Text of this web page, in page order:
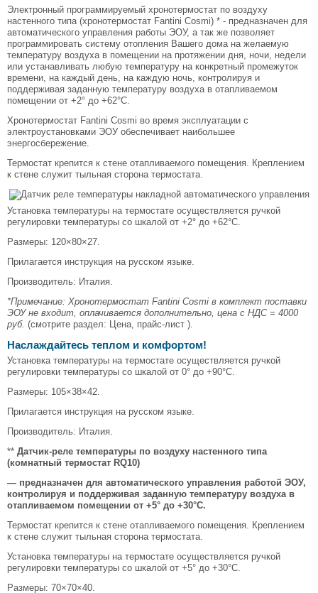
Электронный программируемый хронотермостат по воздуху
настенного типа (хронотермостат Fantini Cosmi) * - предназначен для
автоматического управления работы ЭОУ, а так же позволяет
программировать систему отопления Вашего дома на желаемую
температуру воздуха в помещении на протяжении дня, ночи, недели
или устанавливать любую температуру на конкретный промежуток
времени, на каждый день, на каждую ночь, контролируя и
поддерживая заданную температуру воздуха в отапливаемом
помещении от +2° до +62°С.
Хронотермостат Fantini Cosmi во время эксплуатации с
электроустановками ЭОУ обеспечивает наибольшее
энергосбережение.
Термостат крепится к стене отапливаемого помещения. Креплением
к стене служит тыльная сторона термостата.
Установка температуры на термостате осуществляется ручкой
регулировки температуры со шкалой от +2° до +62°С.
Размеры: 120×80×27.
Прилагается инструкция на русском языке.
Производитель: Италия.
*Примечание: Хронотермостат Fantini Cosmi в комплект поставки
ЭОУ не входит, оплачивается дополнительно, цена с НДС = 4000
руб. (смотрите раздел: Цена, прайс-лист ).
Наслаждайтесь теплом и комфортом!
Установка температуры на термостате осуществляется ручкой
регулировки температуры со шкалой от 0° до +90°С.
Размеры: 105×38×42.
Прилагается инструкция на русском языке.
Производитель: Италия.
** Датчик-реле температуры по воздуху настенного типа
(комнатный термостат RQ10)
— предназначен для автоматического управления работой ЭОУ,
контролируя и поддерживая заданную температуру воздуха в
отапливаемом помещении от +5° до +30°С.
Термостат крепится к стене отапливаемого помещения. Креплением
к стене служит тыльная сторона термостата.
Установка температуры на термостате осуществляется ручкой
регулировки температуры со шкалой от +5° до +30°С.
Размеры: 70×70×40.